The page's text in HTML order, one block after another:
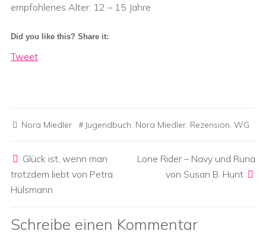
empfohlenes Alter: 12 – 15 Jahre
Did you like this? Share it:
Tweet
Nora Miedler Jugendbuch, Nora Miedler, Rezension, WG
Glück ist, wenn man
trotzdem liebt von Petra
Hülsmann
Lone Rider – Navy und Runa
von Susan B. Hunt
Schreibe einen Kommentar